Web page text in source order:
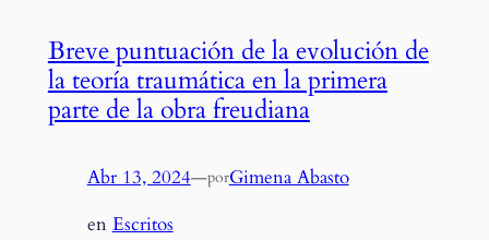
Breve puntuación de la evolución de
la teoría traumática en la primera
parte de la obra freudiana
Abr 13, 2024—porGimena Abasto
en Escritos